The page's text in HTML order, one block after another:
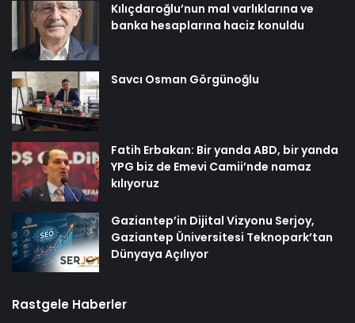
Kılıçdaroğlu’nun mal varlıklarına ve
banka hesaplarına haciz konuldu
Savcı Osman Görgünoğlu
Fatih Erbakan: Bir yanda ABD, bir yanda
YPG biz de Emevi Camii’nde namaz
kılıyoruz
Gaziantep’in Dijital Vizyonu Serjoy,
Gaziantep Üniversitesi Teknopark’tan
Dünyaya Açılıyor
Rastgele Haberler